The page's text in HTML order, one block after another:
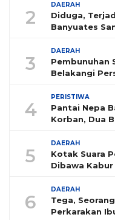
2
DAERAH
Diduga,
Banyuates
3
DAERAH
Pembunuhan
Belakangi
4
PERISTIWA
Pantai Nepa
Korban, Dua
5
DAERAH
Kotak Suara
Dibawa
6
DAERAH
Tega,
Perkarakan